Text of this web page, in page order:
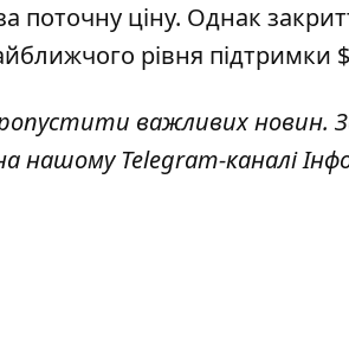
поточну ціну. Однак
рівня підтримки
важливих новин.
нашому Telegram-каналі